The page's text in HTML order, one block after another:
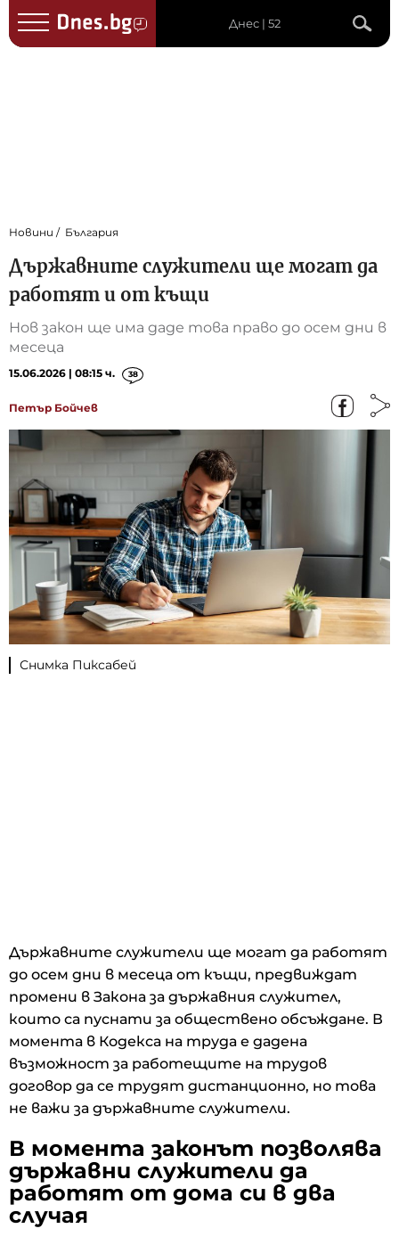
Днес | 52
Новини България
Държавните служители ще могат да
работят и от къщи
Нов закон ще има даде това право до осем дни в
месеца
15.06.2026 | 08:15 ч. 38
Петър Бойчев
Снимка Пиксабей
Държавните служители ще могат да работят
до осем дни в месеца от къщи, предвиждат
промени в Закона за държавния служител,
които са пуснати за обществено обсъждане. В
момента в Кодекса на труда е дадена
възможност за работещите на трудов
договор да се трудят дистанционно, но това
не важи за държавните служители.
В момента законът позволява
държавни служители да
работят от дома си в два
случая